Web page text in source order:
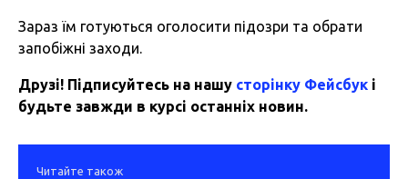
Зараз їм готуються оголосити підозри та обрати
запобіжні заходи.
Друзі! Підписуйтесь на нашу сторінку Фейсбук і
будьте завжди в курсі останніх новин.
Читайте також